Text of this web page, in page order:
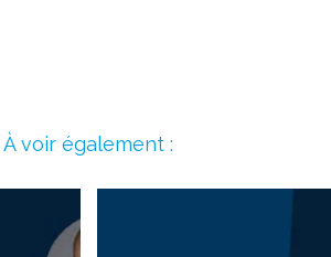
À voir également :